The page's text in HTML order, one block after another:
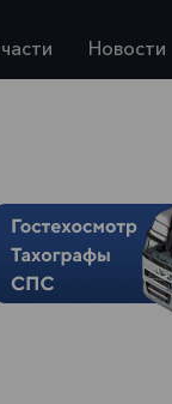
Новости